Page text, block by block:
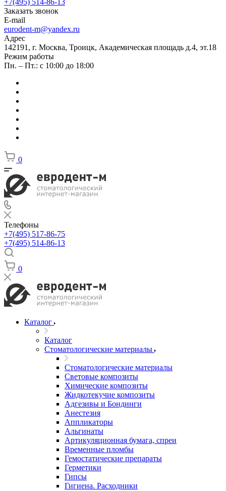
Заказать звонок
E-mail
eurodent-m@yandex.ru
Адрес
142191, г. Москва, Троицк, Академическая площадь д.4, эт.18
Режим работы
Пн. – Пт.: с 10:00 до 18:00
0
Телефоны
+7(495) 517-86-75
+7(495) 514-86-13
0
Каталог
Каталог
Стоматологические материалы
Стоматологические материалы
Световые композиты
Химические композиты
Жидкотекучие композиты
Адгезивы и Бондинги
Анестезия
Аппликаторы
Альгинаты
Артикуляционная бумага, спреи
Временные пломбы
Гемостатические препараты
Герметики
Гипсы
Гигиена. Расходники